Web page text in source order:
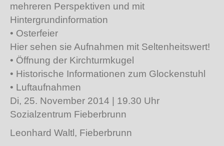
mehreren Perspektiven und mit
Hintergrundinformation
• Osterfeier
Hier sehen sie Aufnahmen mit Seltenheitswert!
• Öffnung der Kirchturmkugel
• Historische Informationen zum Glockenstuhl
• Luftaufnahmen
Di, 25. November 2014 | 19.30 Uhr
Sozialzentrum Fieberbrunn
Leonhard Waltl, Fieberbrunn